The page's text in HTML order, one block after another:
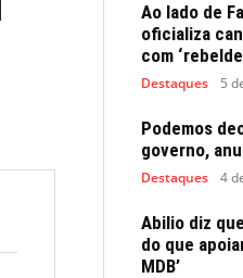
Ao lado de
oficializa
com
Destaques 5
Podemos
governo,
Destaques 4
Abilio diz
do que
MDB’